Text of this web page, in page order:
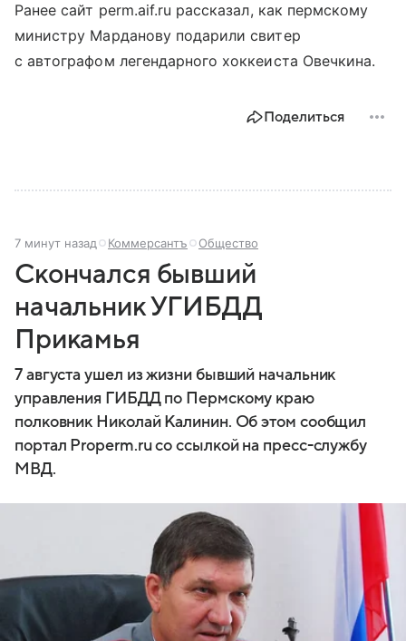
Ранее сайт perm.aif.ru рассказал, как пермскому
министру Марданову подарили свитер
с автографом легендарного хоккеиста Овечкина.
Поделиться
7 минут назад Коммерсантъ Общество
Скончался бывший
начальник УГИБДД
Прикамья
7 августа ушел из жизни бывший начальник
управления ГИБДД по Пермскому краю
полковник Николай Калинин. Об этом сообщил
портал Properm.ru со ссылкой на пресс-службу
МВД.